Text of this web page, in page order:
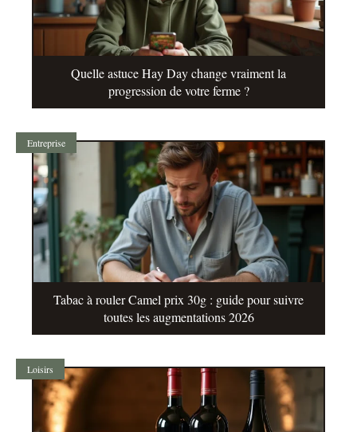
Quelle astuce Hay Day change vraiment la
progression de votre ferme ?
Entreprise
Tabac à rouler Camel prix 30g : guide pour suivre
toutes les augmentations 2026
Loisirs